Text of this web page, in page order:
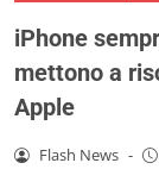
iPhone
mettono a
Apple
Flash News -